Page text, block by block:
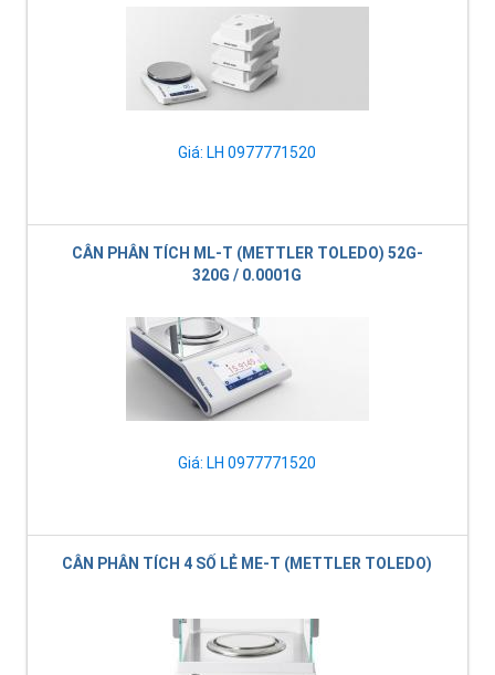
Giá: LH 0977771520
CÂN PHÂN TÍCH ML-T (METTLER TOLEDO) 52G-
320G / 0.0001G
Giá: LH 0977771520
CÂN PHÂN TÍCH 4 SỐ LẺ ME-T (METTLER TOLEDO)